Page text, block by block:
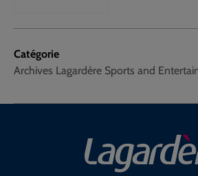
Catégorie
Archives Lagardère Sports and